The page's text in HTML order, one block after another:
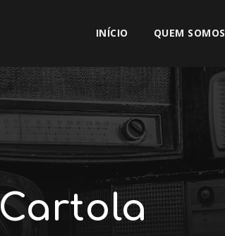
INÍCIO QUEM SOMOS
Cartola